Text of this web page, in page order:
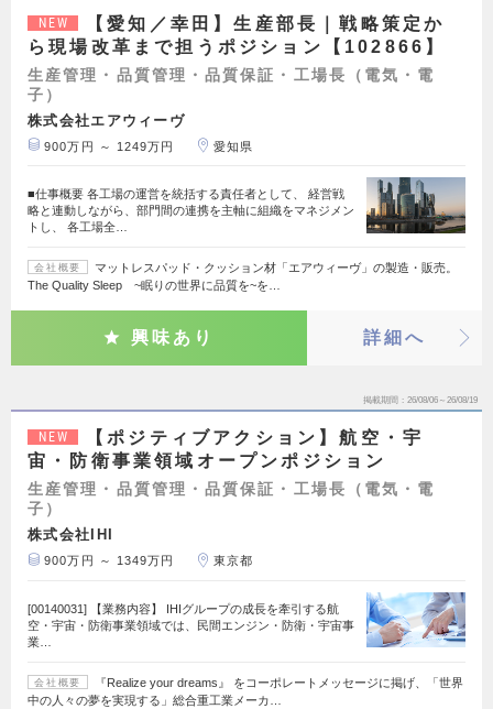
NEW
【愛知／幸田】生産部長｜戦略策定か
ら現場改革まで担うポジション【102866】
生産管理・品質管理・品質保証・工場長（電気・電
子）
株式会社エアウィーヴ
900万円 ～ 1249万円 愛知県
■仕事概要 各工場の運営を統括する責任者として、 経営戦
略と連動しながら、部門間の連携を主軸に組織をマネジメン
トし、 各工場全…
会社概要
マットレスパッド・クッション材「エアウィーヴ」の製造・販売。
The Quality Sleep ~眠りの世界に品質を~を…
興味あり 詳細へ
掲載期間 26/08/06～26/08/19
NEW
【ポジティブアクション】航空・宇
宙・防衛事業領域オープンポジション
生産管理・品質管理・品質保証・工場長（電気・電
子）
株式会社IHI
900万円 ～ 1349万円 東京都
[00140031] 【業務内容】 IHIグループの成長を牽引する航
空・宇宙・防衛事業領域では、民間エンジン・防衛・宇宙事
業…
会社概要
『Realize your dreams』 をコーポレートメッセージに掲げ、「世界
中の人々の夢を実現する」総合重工業メーカ…